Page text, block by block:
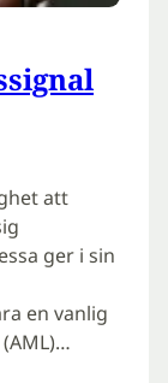
att
ger i sin
en vanlig